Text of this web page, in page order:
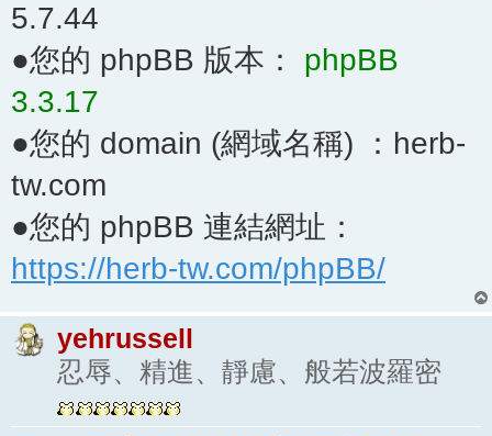
5.7.44
●您的 phpBB 版本： phpBB
3.3.17
●您的 domain (網域名稱) ：herb-
tw.com
●您的 phpBB 連結網址：
https://herb-tw.com/phpBB/
yehrussell
忍辱、精進、靜慮、般若波羅密